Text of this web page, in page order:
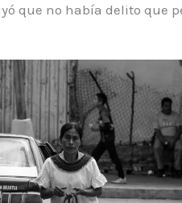
que no había delito que